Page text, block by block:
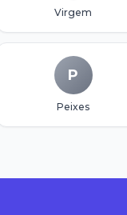
Virgem
P
Peixes